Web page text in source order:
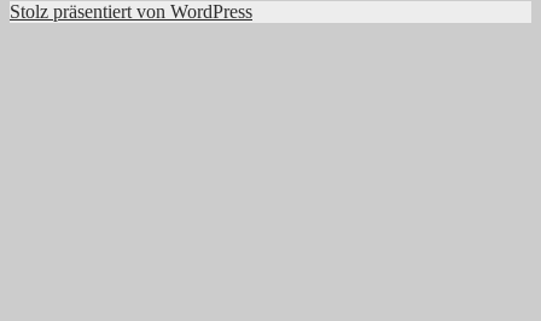
Stolz präsentiert von WordPress